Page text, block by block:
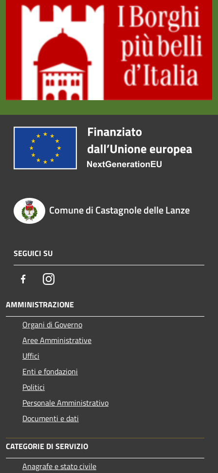
Comune di Castagnole delle Lanze
SEGUICI SU
FacebookInstagram
AMMINISTRAZIONE
Organi di Governo
Aree Amministrative
Uffici
Enti e fondazioni
Politici
Personale Amministrativo
Documenti e dati
CATEGORIE DI SERVIZIO
Anagrafe e stato civile